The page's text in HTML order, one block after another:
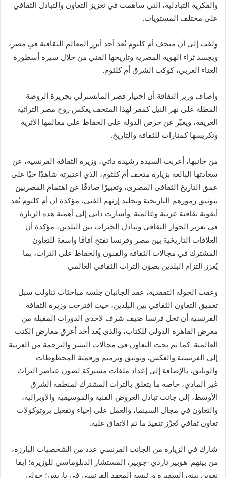
والفكرية التبادلية، التي ساهمت في تعزيز التعاون والتبادل الثقافي
على مختلف المستويات.
ولفت إلى أن متحف أم كلثوم يُعد أحد أبرز المعالم الثقافية في مصر،
ويجسد ثراء الهوية المصرية وتاريخها الفني من خلال سيرة أسطورة
الغناء العربي، كوكب الشرق أم كلثوم.
وأضاف وزير الثقافة أن اختيار قصر المانسترلي بجزيرة الروضة
المطلة على نهر النيل كمقر لهذا المتحف يعكس روح مصر التراثية
العريقة، ويعبّر عن حرص الدولة على الحفاظ على معالمها الأثرية
وتكريسها كمنارات للثقافة والتاريخ.
من جانبها، أعربت السيدة رشيدة داتي، وزيرة الثقافة الفرنسية، عن
سعادتها البالغة بزيارة متحف أم كلثوم، الذي اعتبرته شاهدًا حيًا على
عمق التاريخ الثقافي المصري، وتعبيرًا صادقًا عن اهتمام المصريين
بتوثيق رموزهم التاريخية وتخليد إرثهم الفني، مؤكدة أن أم كلثوم تُعد
أيقونة ثقافية عربية وعالمية. وأشارت داتي إلى أهمية هذه الزيارة
في تعزيز الحوار الثقافي وتبادل الخبرات بين البلدين، مؤكدة أن
العلاقات التاريخية بين مصر وفرنسا تفتح آفاقًا واسعة للتعاون
المشترك في مجالات الثقافة والفنون والحفاظ على التراث، بما
يُعزز التزام البلدين بصون التراث الثقافي العالمي.
وعقب الجولة التفقدية، عقد الجانبان جلسة مباحثات تناولت سبل
تعميق التعاون الثقافي بين البلدين، حيث اقترحت وزيرة الثقافة
الفرنسية أن تحل فرنسا ضيف شرف لإحدى الدورات المقبلة من
معرض القاهرة الدولي للكتاب، والذي يُعد أحد أعرق معارض الكتب
العالمية. كما تم بحث التعاون في مجالات النشر والترجمة من العربية
إلى الفرنسية والعكس، وتوثيق وترميم ورقمنة المخطوطات
والوثائق، بالإضافة إلى إعداد ملفات مشتركة لصون عناصر التراث
غير المادي، خاصة ما يتعلق بالتراث المشترك لمنطقة الشرق
الأوسط، إلى جانب تبادل العروض الفنية والموسيقية والأوبرالية،
والتعاون في مجال السينما، والعمل على إحياء وتفعيل بروتوكولات
تعاون ثقافي تُعزّز تنفيذ ما تم الاتفاق عليه.
شارك في الزيارة من الجانب الفرنسي عدد من الشخصيات البارزة،
من بينهم: هوبير تاردي-جوبير، المستشار الدبلوماسي للوزيرة؛ إيفا
نغوين بينه، السفيرة ورئيسة المعهد الفرنسي في باريس؛ جولي